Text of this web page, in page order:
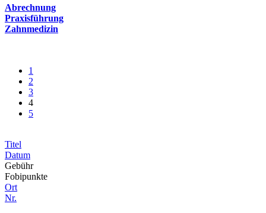
Abrechnung
Praxisführung
Zahnmedizin
1
2
3
4
5
Titel
Datum
Gebühr
Fobipunkte
Ort
Nr.